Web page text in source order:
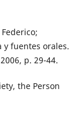
y fuentes orales.
p. 29-44.
the Person